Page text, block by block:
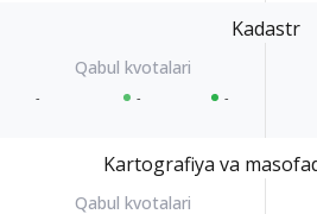
Kadastr
- - -
Kartografiya va